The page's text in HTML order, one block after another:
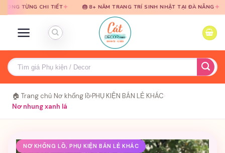
qua
qua
CHI TIẾT✦ 🎂 8+ NĂM TRANG TRÍ SINH NHẬT TẠI ĐÀ NẴNG✦ 🎈 TƯ
Tìm
kiếm:
🏠 Trang chủ Nơ khổng lồ›PHỤ KIỆN BÁN LẺ KHÁC
Nơ nhung xanh lá
NƠ KHỔNG LỒ, PHỤ KIỆN BÁN LẺ KHÁC